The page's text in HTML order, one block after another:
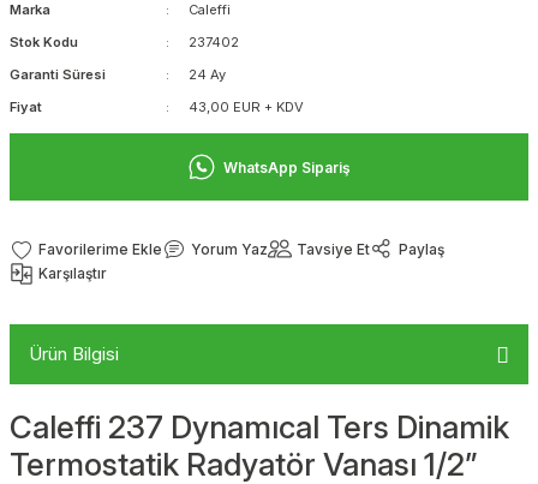
Marka
Caleffi
Stok Kodu
237402
Garanti Süresi
24 Ay
Fiyat
43,00 EUR + KDV
WhatsApp Sipariş
Yorum Yaz Tavsiye Et
Paylaş
Karşılaştır
Ürün Bilgisi
Caleffi 237 Dynamıcal Ters Dinamik
Termostatik Radyatör Vanası 1/2”